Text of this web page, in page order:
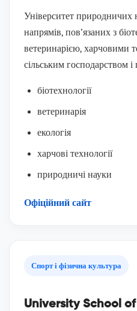
Університет природничих
напрямів, пов’язаних з
ветеринарією, харчовими
сільським господарством
біотехнології
ветеринарія
екологія
харчові технології
природничі науки
Офіційний сайт
Спорт і фізична культура
University School